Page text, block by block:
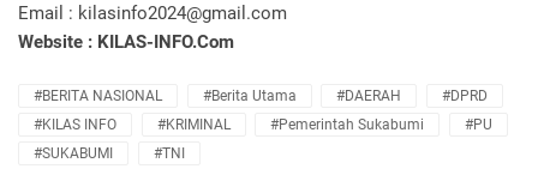
Email : kilasinfo2024@gmail.com
Website : KILAS-INFO.Com
#BERITA NASIONAL #Berita Utama #DAERAH
#DPRD
#KILAS INFO
#KRIMINAL #Pemerintah Sukabumi
#PU
#SUKABUMI
#TNI